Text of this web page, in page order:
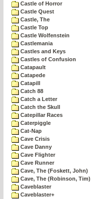
Castle of Horror
Castle Quest
Castle, The
Castle Top
Castle Wolfenstein
Castlemania
Castles and Keys
Castles of Confusion
Catapault
Catapede
Catapill
Catch 88
Catch a Letter
Catch the Skull
Catepillar Races
Caterpiggle
Cat-Nap
Cave Crisis
Cave Danny
Cave Flighter
Cave Runner
Cave, The (Foskett, John)
Cave, The (Robinson, Tim)
Caveblaster
Caveblaster+